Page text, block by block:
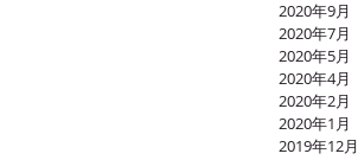
2020年9月
2020年7月
2020年5月
2020年4月
2020年2月
2020年1月
2019年12月